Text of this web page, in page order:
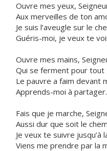
Ouvre mes yeux,
Aux merveilles de ton
Je suis l’aveugle sur le
Guéris-moi, je veux te
Ouvre mes mains,
Qui se ferment pour tout
Le pauvre a faim devant
Apprends-moi à partager.
Fais que je marche,
Aussi dur que soit le
Je veux te suivre jusqu’à
Viens me prendre par la